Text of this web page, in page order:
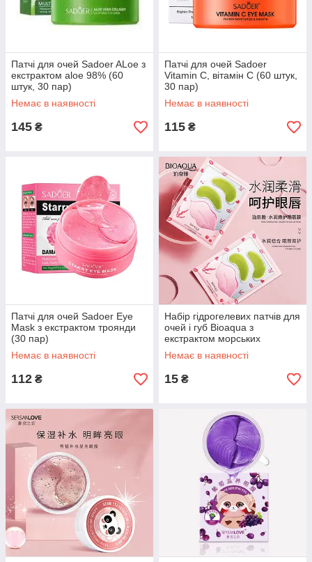
Патчі для очей Sadoer ALoe з
екстрактом aloe 98% (60
штук, 30 пар)
Немає в наявності
145 ₴
Патчі для очей Sadoer
Vitamin C, вітамін С (60 штук,
30 пар)
Немає в наявності
115 ₴
Патчі для очей Sadoer Eye
Mask з екстрактом троянди
(30 пар)
Немає в наявності
112 ₴
Набір гідрогелевих патчів для
очей і губ Bioaqua з
екстрактом морських
водоростей і вишні
Немає в наявності
15 ₴